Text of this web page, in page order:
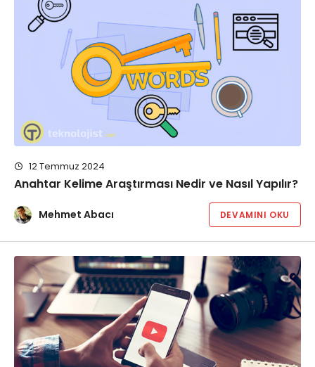
12 Temmuz 2024
Anahtar Kelime Araştırması Nedir ve Nasıl Yapılır?
Mehmet Abacı DEVAMINI OKU